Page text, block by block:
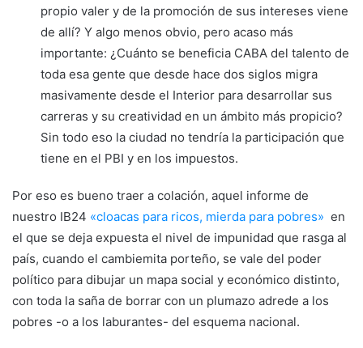
propio valer y de la promoción de sus intereses viene
de allí? Y algo menos obvio, pero acaso más
importante: ¿Cuánto se beneficia CABA del talento de
toda esa gente que desde hace dos siglos migra
masivamente desde el Interior para desarrollar sus
carreras y su creatividad en un ámbito más propicio?
Sin todo eso la ciudad no tendría la participación que
tiene en el PBI y en los impuestos.
Por eso es bueno traer a colación, aquel informe de
nuestro IB24 «cloacas para ricos, mierda para pobres» en
el que se deja expuesta el nivel de impunidad que rasga al
país, cuando el cambiemita porteño, se vale del poder
político para dibujar un mapa social y económico distinto,
con toda la saña de borrar con un plumazo adrede a los
pobres -o a los laburantes- del esquema nacional.